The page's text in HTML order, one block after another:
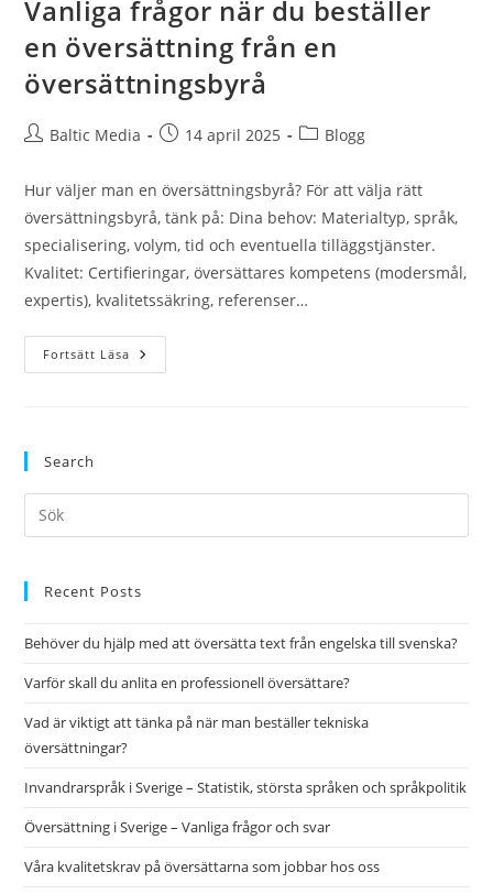
Vanliga frågor när du beställer
en översättning från en
översättningsbyrå
Inläggsförfattare:
Baltic Media
Inlägget
14 april 2025 Inläggskategori:
Blogg
Hur väljer man en översättningsbyrå? För att välja rätt
översättningsbyrå, tänk på: Dina behov: Materialtyp, språk,
specialisering, volym, tid och eventuella tilläggstjänster.
Kvalitet: Certifieringar, översättares kompetens (modersmål,
expertis), kvalitetssäkring, referenser…
Fortsätt Läsa Vanliga
Frågor
Översättningsbyrå
Search
Recent Posts
Behöver du hjälp med att översätta text från engelska till svenska?
Varför skall du anlita en professionell översättare?
Vad är viktigt att tänka på när man beställer tekniska
översättningar?
Invandrarspråk i Sverige – Statistik, största språken och språkpolitik
Översättning i Sverige – Vanliga frågor och svar
Våra kvalitetskrav på översättarna som jobbar hos oss